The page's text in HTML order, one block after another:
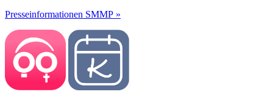
Presseinformationen SMMP »